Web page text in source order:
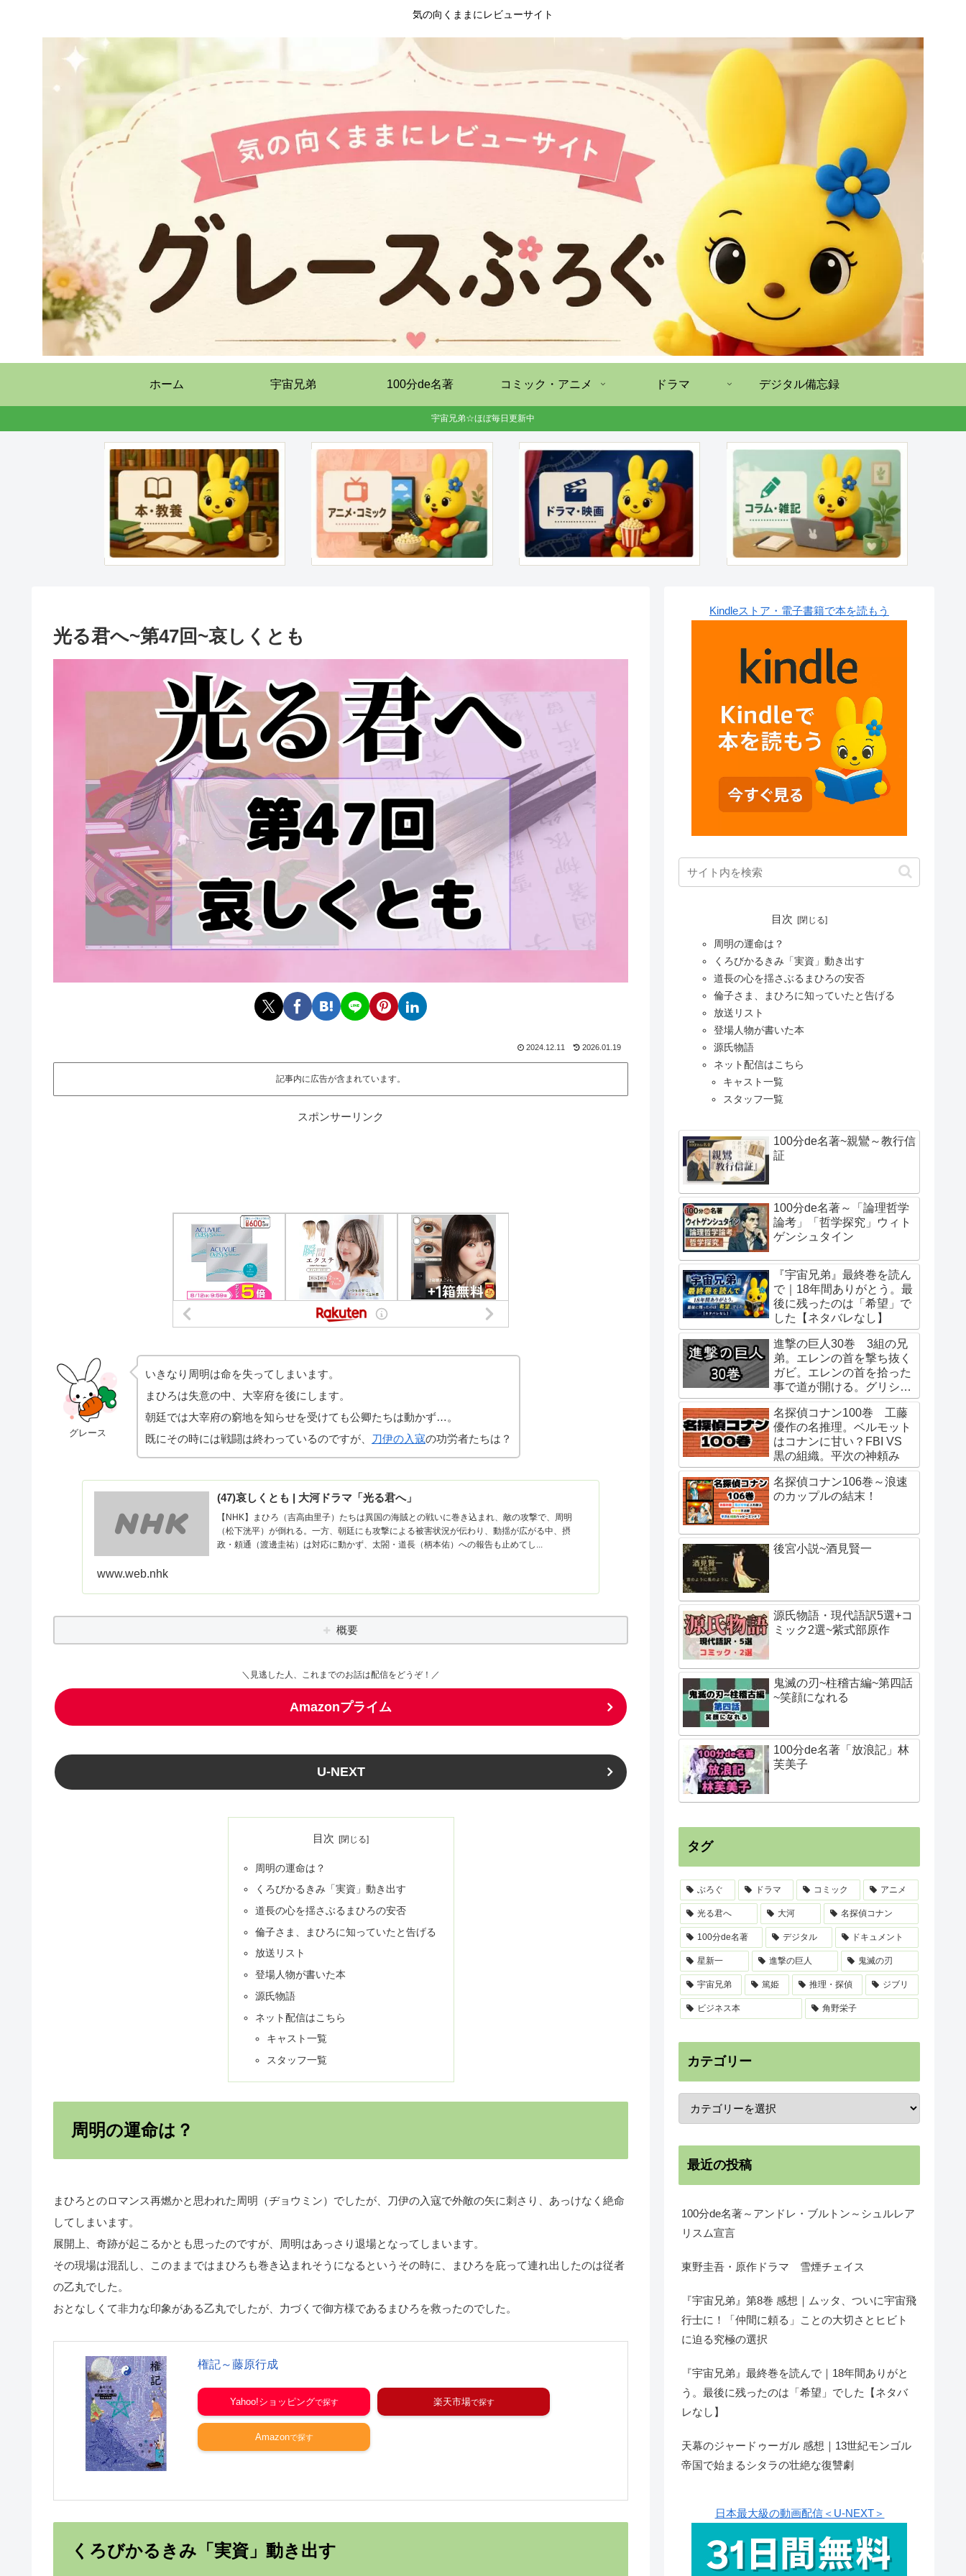
気の向くままにレビューサイト
ホーム 宇宙兄弟 100分de名著 コミック・アニメ ドラマ デジタル備忘録
宇宙兄弟☆ほぼ毎日更新中
光る君へ~第47回~哀しくとも
2024.12.11 2026.01.19
記事内に広告が含まれています。
スポンサーリンク
グレース
いきなり周明は命を失ってしまいます。
まひろは失意の中、大宰府を後にします。
朝廷では大宰府の窮地を知らせを受けても公卿たちは動かず…。
既にその時には戦闘は終わっているのですが、 刀伊の入寇の功労者たちは？
(47)哀しくとも | 大河ドラマ「光る君へ」
【NHK】まひろ（吉高由里子）たちは異国の海賊との戦いに巻き込まれ、敵の攻撃で、周明
（松下洸平）が倒れる。一方、朝廷にも攻撃による被害状況が伝わり、動揺が広がる中、摂
政・頼通（渡邊圭祐）は対応に動かず、太閤・道長（柄本佑）への報告も止めてし...
www.web.nhk
概要
＼見逃した人、これまでのお話は配信をどうぞ！／
Amazonプライム
U-NEXT
目次
周明の運命は？
くろびかるきみ「実資」動き出す
道長の心を揺さぶるまひろの安否
倫子さま、まひろに知っていたと告げる
放送リスト
登場人物が書いた本
源氏物語
ネット配信はこちら
キャスト一覧
スタッフ一覧
周明の運命は？
まひろとのロマンス再燃かと思われた周明（ヂョウミン）でしたが、刀伊の入寇で外敵の矢に刺さり、あっけなく絶命
してしまいます。
展開上、奇跡が起こるかとも思ったのですが、周明はあっさり退場となってしまいます。
その現場は混乱し、このままではまひろも巻き込まれそうになるというその時に、まひろを庇って連れ出したのは従者
の乙丸でした。
おとなしくて非力な印象がある乙丸でしたが、力づくで御方様であるまひろを救ったのでした。
権記～藤原行成
Yahoo!ショッピング 楽天市場
Amazon
くろびかるきみ「実資」動き出す
Kindleストア・電子書籍で本を読もう
目次
周明の運命は？
くろびかるきみ「実資」動き出す
道長の心を揺さぶるまひろの安否
倫子さま、まひろに知っていたと告げる
放送リスト
登場人物が書いた本
源氏物語
ネット配信はこちら
キャスト一覧
スタッフ一覧
100分de名著~親鸞～教行信
証
100分de名著～「論理哲学
論考」「哲学探究」ウィト
ゲンシュタイン
『宇宙兄弟』最終巻を読ん
で｜18年間ありがとう。最
後に残ったのは「希望」で
した【ネタバレなし】
進撃の巨人30巻 3組の兄
弟。エレンの首を撃ち抜く
ガビ。エレンの首を拾った
事で道が開ける。グリシャ
の行動はエレンの指示。始
祖ユミルの巨人化は虫との
接触？二千年前からユミル
が待っていたもの。
名探偵コナン100巻 工藤
優作の名推理。ベルモット
はコナンに甘い？FBI VS
黒の組織。平次の神頼み
名探偵コナン106巻～浪速
のカップルの結末！
後宮小説~酒見賢一
源氏物語・現代語訳5選+コ
ミック2選~紫式部原作
鬼滅の刃~柱稽古編~第四話
~笑顔になれる
100分de名著「放浪記」林
芙美子
タグ
ぶろぐ ドラマ コミック アニメ
光る君へ 大河 名探偵コナン
100分de名著 デジタル ドキュメント
星新一 進撃の巨人 鬼滅の刃
宇宙兄弟 篤姫 推理・探偵 ジブリ
ビジネス本 角野栄子
カテゴリー
最近の投稿
100分de名著～アンドレ・ブルトン～シュルレア
リスム宣言
東野圭吾・原作ドラマ 雪煙チェイス
『宇宙兄弟』第8巻 感想｜ムッタ、ついに宇宙飛
行士に！「仲間に頼る」ことの大切さとヒビト
に迫る究極の選択
『宇宙兄弟』最終巻を読んで｜18年間ありがと
う。最後に残ったのは「希望」でした【ネタバ
レなし】
天幕のジャードゥーガル 感想｜13世紀モンゴル
帝国で始まるシタラの壮絶な復讐劇
日本最大級の動画配信＜U-NEXT＞